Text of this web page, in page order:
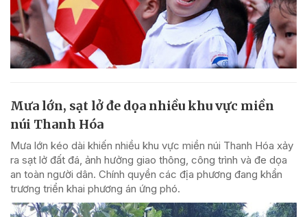
Mưa lớn, sạt lở đe dọa nhiều khu vực miền
núi Thanh Hóa
Mưa lớn kéo dài khiến nhiều khu vực miền núi Thanh Hóa xảy
ra sạt lở đất đá, ảnh hưởng giao thông, công trình và đe dọa
an toàn người dân. Chính quyền các địa phương đang khẩn
trương triển khai phương án ứng phó.